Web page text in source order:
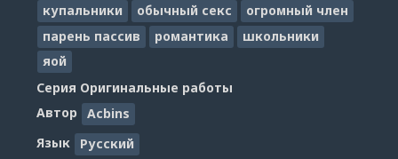
купальники
обычный секс
огромный член
парень пассив
романтика
школьники
яой
Серия Оригинальные работы
Автор
Acbins
Язык
Русский